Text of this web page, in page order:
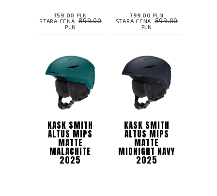
759.00 PLN
STARA CENA: 899.00
PLN
799.00 PLN
STARA CENA:899.00
PLN
KASK SMITH
ALTUS MIPS
MATTE
MALACHITE
2025
KASK SMITH
ALTUS MIPS
MATTE
MIDNIGHT NAVY
2025